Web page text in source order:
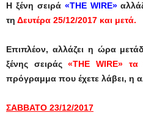
Η ξένη σειρά «THE WIRE»
τη Δευτέρα 25/12/2017 και μετά.
Επιπλέον, αλλάζει η ώρα
ξένης σειράς«THE WIRE» τα
πρόγραμμα που έχετε λάβει, η
ΣΑΒΒΑΤΟ 23/12/2017